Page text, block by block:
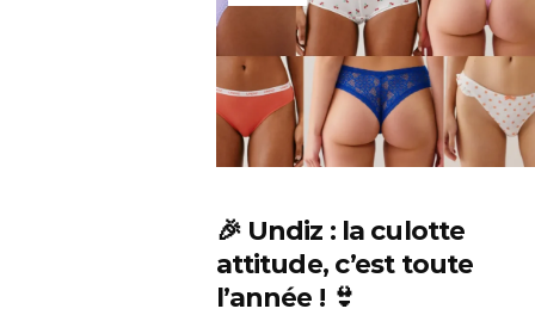
🎉 Undiz : la culotte
attitude, c’est toute
l’année ! 👙